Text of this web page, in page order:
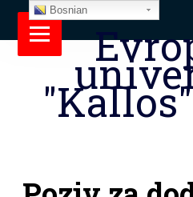
Bosnian